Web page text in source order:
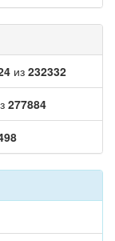
из 232332
277884